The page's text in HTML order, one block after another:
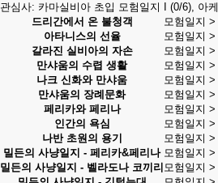
관심사: 카마실비아 초입 모험일지 I (0/6), 아
드리간에서 온 불청객
모험일지 >
아타니스의 선율
모험일지 >
갈라진 실비아의 자손
모험일지 >
만샤움의 수렵 생활
모험일지 >
나크 신화와 만샤움
모험일지 >
만샤움의 장례문화
모험일지 >
페리카와 페리나
모험일지 >
인간의 욕심
모험일지 >
나반 초원의 용기
모험일지 >
밀든의 사냥일지 - 페리카&페리나 모험일지 >
밀든의 사냥일지 - 벨라도나 코끼리 모험일지 >